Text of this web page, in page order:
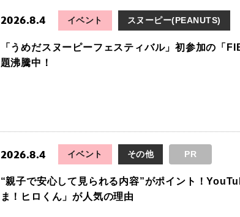
2026.8.4 イベント スヌーピー(PEANUTS)
「うめだスヌーピーフェスティバル」初参加の「
題沸騰中！
2026.8.4 イベント その他 PR
“親子で安心して見られる内容”がポイント！
ま！ヒロくん」が人気の理由